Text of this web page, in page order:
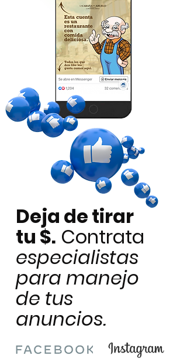
Deja de tirar
tu $. Contrata
especialistas
para manejo
de tus
anuncios.